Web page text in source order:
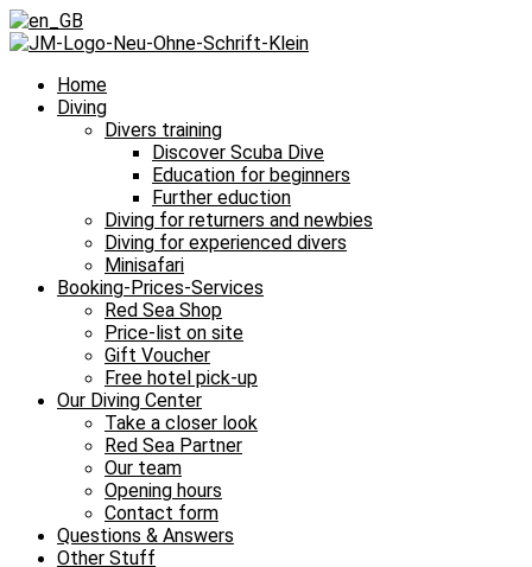
Home
Diving
Divers training
Discover Scuba Dive
Education for beginners
Further eduction
Diving for returners and newbies
Diving for experienced divers
Minisafari
Booking-Prices-Services
Red Sea Shop
Price-list on site
Gift Voucher
Free hotel pick-up
Our Diving Center
Take a closer look
Red Sea Partner
Our team
Opening hours
Contact form
Questions & Answers
Other Stuff